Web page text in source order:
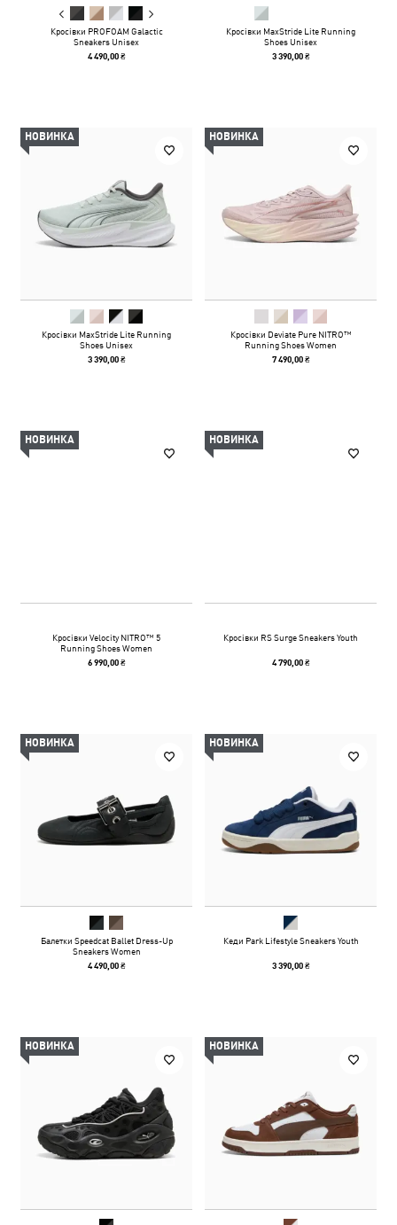
Кросівки PROFOAM Galactic
Sneakers Unisex
4 490,00 ₴
Кросівки MaxStride Lite Running
Shoes Unisex
3 390,00 ₴
НОВИНКА
Кросівки MaxStride Lite Running
Shoes Unisex
3 390,00 ₴
НОВИНКА
Кросівки Deviate Pure NITRO™
Running Shoes Women
7 490,00 ₴
НОВИНКА
Кросівки Velocity NITRO™ 5
Running Shoes Women
6 990,00 ₴
НОВИНКА
Кросівки RS Surge Sneakers Youth
4 790,00 ₴
НОВИНКА
Балетки Speedcat Ballet Dress-Up
Sneakers Women
4 490,00 ₴
НОВИНКА
Кеди Park Lifestyle Sneakers Youth
3 390,00 ₴
НОВИНКА НОВИНКА